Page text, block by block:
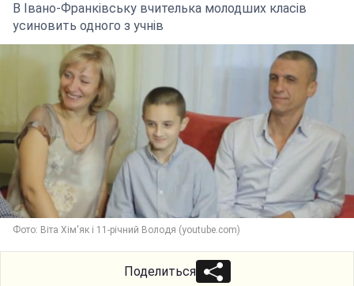
В Івано-Франківську вчителька молодших класів
усиновить одного з учнів
Фото: Віта Хім'як і 11-річний Володя (youtube.com)
Поделиться